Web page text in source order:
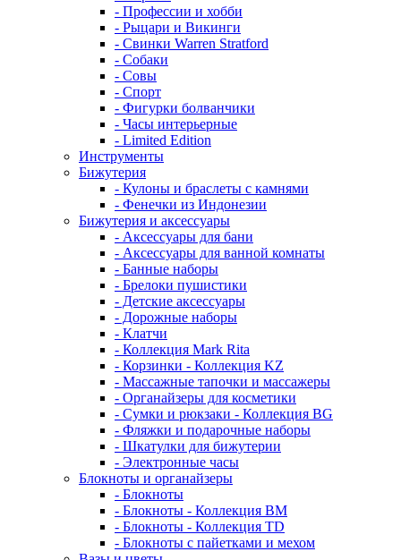
- Профессии и хобби
- Рыцари и Викинги
- Свинки Warren Stratford
- Собаки
- Совы
- Спорт
- Фигурки болванчики
- Часы интерьерные
- Limited Edition
Инструменты
Бижутерия
- Кулоны и браслеты с камнями
- Фенечки из Индонезии
Бижутерия и аксессуары
- Аксессуары для бани
- Аксессуары для ванной комнаты
- Банные наборы
- Брелоки пушистики
- Детские аксессуары
- Дорожные наборы
- Клатчи
- Коллекция Mark Rita
- Корзинки - Коллекция KZ
- Массажные тапочки и массажеры
- Органайзеры для косметики
- Сумки и рюкзаки - Коллекция BG
- Фляжки и подарочные наборы
- Шкатулки для бижутерии
- Электронные часы
Блокноты и органайзеры
- Блокноты
- Блокноты - Коллекция BM
- Блокноты - Коллекция TD
- Блокноты с пайетками и мехом